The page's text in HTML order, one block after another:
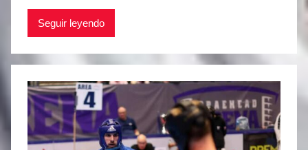
t
Seguir leyendo